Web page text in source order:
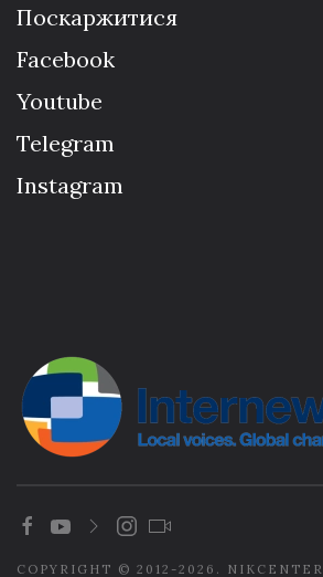
Поскаржитися
Facebook
Youtube
Telegram
Instagram
COPYRIGHT © 2012-2026. NIKCENTER